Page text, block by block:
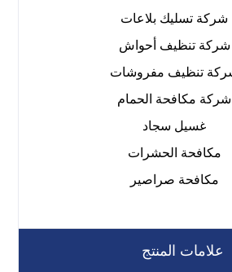
شركة تسليك بلاعات
شركة تنظيف أحواش
تنظيف مفروشات
شركة مكافحة الحمام
غسيل سجاد
مكافحة الحشرات
مكافحة صراصير
علامات المنتج